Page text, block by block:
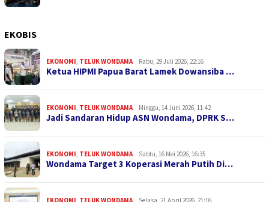
EKOBIS
EKONOMI, TELUK WONDAMA Rabu, 29 Juli 2026, 22:16
Ketua HIPMI Papua Barat Lamek Dowansiba …
EKONOMI, TELUK WONDAMA Minggu, 14 Juni 2026, 11:42
Jadi Sandaran Hidup ASN Wondama, DPRK S…
EKONOMI, TELUK WONDAMA Sabtu, 16 Mei 2026, 16:35
Wondama Target 3 Koperasi Merah Putih Di…
EKONOMI TELUK WONDAMA Selasa, 21 April 2026, 21:16